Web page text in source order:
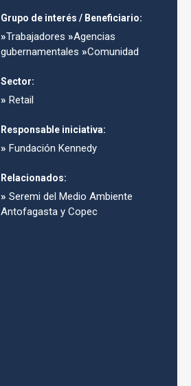
Grupo de interés / Beneficiario:
»Trabajadores »Agencias
gubernamentales »Comunidad
Sector:
» Retail
Responsable iniciativa:
» Fundación Kennedy
Relacionados:
» Seremi del Medio Ambiente
Antofagasta y Copec